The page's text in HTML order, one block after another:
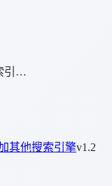
引…
其他搜索引擎v1.2